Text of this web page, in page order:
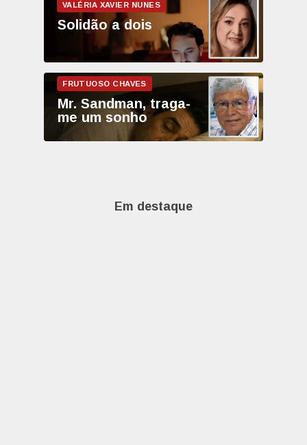
Solidão a dois
Mr. Sandman, traga-
me um sonho
Em destaque